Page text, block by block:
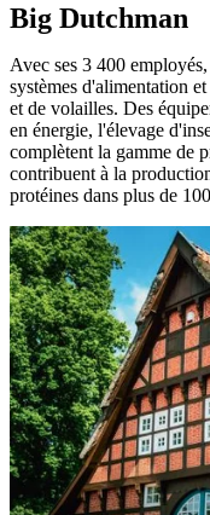
Big Dutchman
Avec ses 3 400
systèmes d'alimentation
et de volailles. Des
en énergie, l'élevage
complètent la gamme de
contribuent à la
protéines dans plus de